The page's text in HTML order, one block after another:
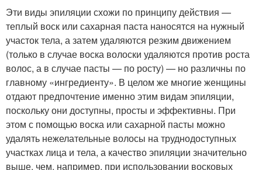
Эти виды эпиляции схожи по принципу действия —
теплый воск или сахарная паста наносятся на нужный
участок тела, а затем удаляются резким движением
(только в случае воска волоски удаляются против роста
волос, а в случае пасты — по росту) — но различны по
главному «ингредиенту». В целом же многие женщины
отдают предпочтение именно этим видам эпиляции,
поскольку они доступны, просты и эффективны. При
этом с помощью воска или сахарной пасты можно
удалять нежелательные волосы на труднодоступных
участках лица и тела, а качество эпиляции значительно
выше, чем, например, при использовании восковых